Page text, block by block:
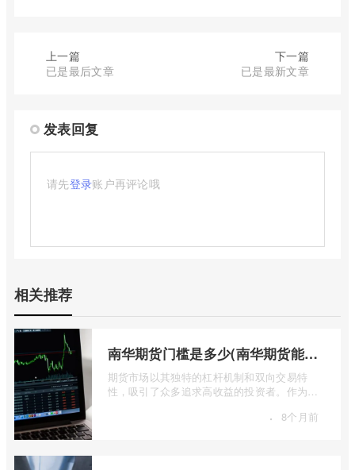
上一篇
已是最后文章
下一篇
已是最新文章
发表回复
请先登录账户再评论哦
相关推荐
南华期货门槛是多少(南华期货能做国际期货吗)
期货市场以其独特的杠杆机制和双向交易特
性，吸引了众多追求高收益的投资者。作为中
· 8个月前